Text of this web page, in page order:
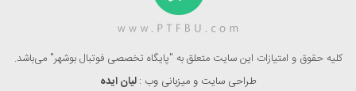
کلیه حقوق و امتیازات این سایت متعلق به "پایگاه تخصصی فوتبال بوشهر" می‌باشد.
طراحی سایت و میزبانی وب :لیان ایده